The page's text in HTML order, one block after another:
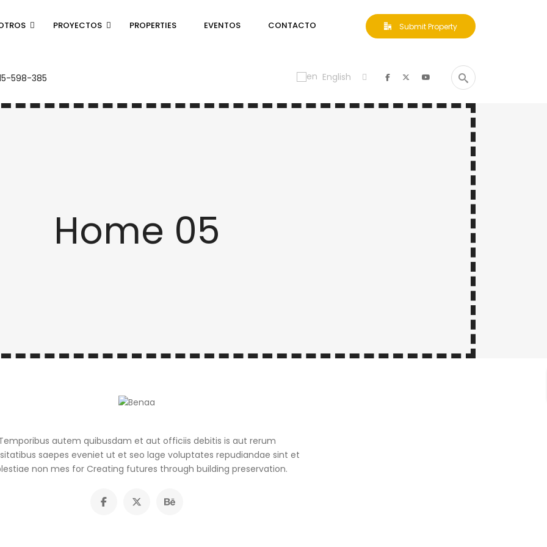
PROYECTOS PROPERTIES EVENTOS CONTACTO Submit Property
598-385 English
Home 05
autem quibusdam et aut officiis debitis is aut rerum
saepes eveniet ut et seo lage voluptates repudiandae sint et
non mes for Creating futures through building preservation.